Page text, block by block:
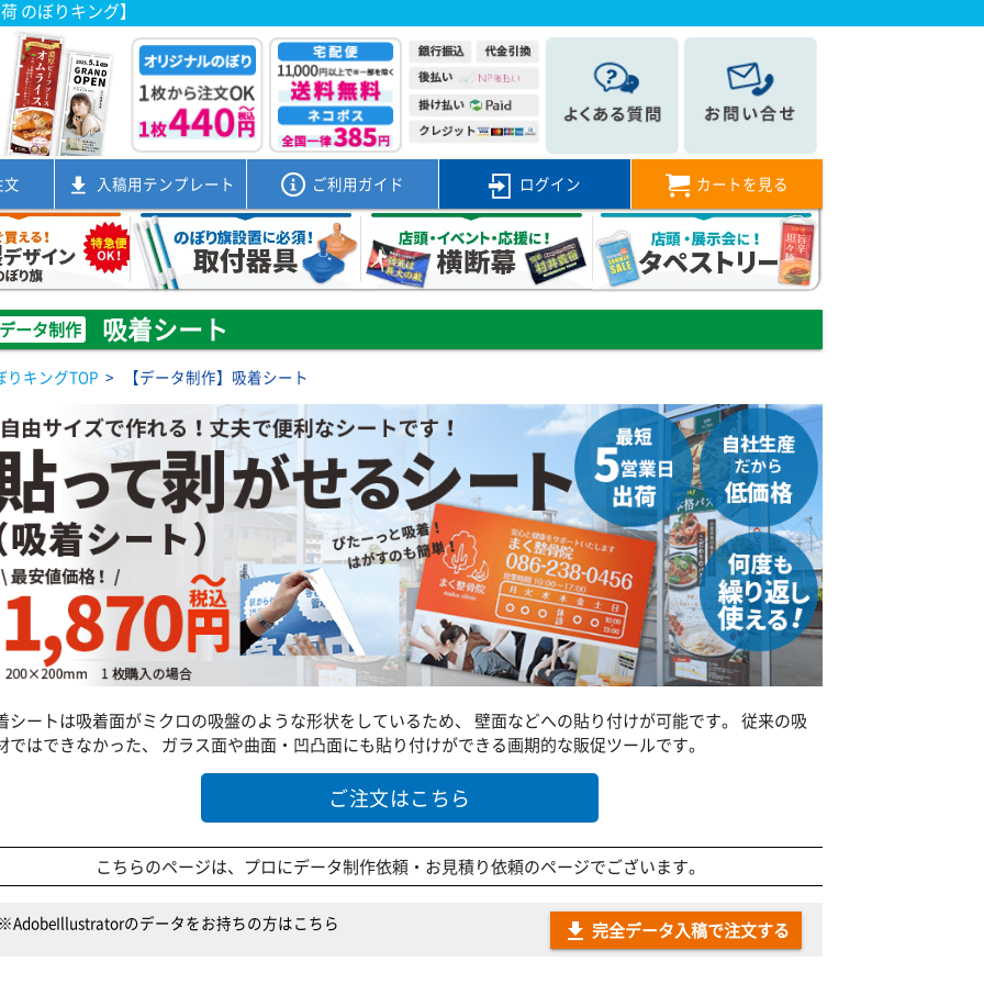
のぼりキング】
入稿用テンプレート ご利用ガイド ログイン カートを見る
ータ制作 吸着シート
りキングTOP > 【データ制作】吸着シート
シートは吸着面がミクロの吸盤のような形状をしているため、 壁面などへの貼り付けが可能です。 従来の吸
ではできなかった、 ガラス面や曲面・凹凸面にも貼り付けができる画期的な販促ツールです。
ご注文はこちら
こちらのページは、プロにデータ制作依頼・お見積り依頼のページでございます。
のデータをお持ちの方はこちら 完全データ入稿で注文する